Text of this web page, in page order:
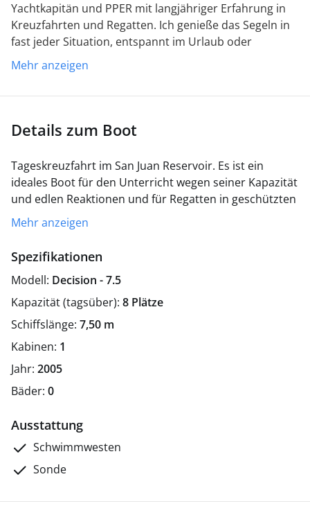
Yachtkapitän und PPER mit langjähriger Erfahrung in
Kreuzfahrten und Regatten. Ich genieße das Segeln in
fast jeder Situation, entspannt im Urlaub oder
Wettkampfregatten. Ich habe nichts gegen schlechtes
Wetter oder schlafe wenig oder irgendwo, aber ich
Mehr anzeigen
Details zum Boot
Tageskreuzfahrt im San Juan Reservoir. Es ist ein
ideales Boot für den Unterricht wegen seiner Kapazität
und edlen Reaktionen und für Regatten in geschützten
Gewässern, da sein Design, abgeleitet von der J80, es
zu einem schnellen und windigen Boot macht. Es ist
mit einem Spinaker-Manöver ausgestattet, was ihm
eine gute Disposition für Regatten verleiht.
Mehr anzeigen
Spezifikationen
Modell: Decision - 7.5
Kapazität (tagsüber): 8 Plätze
Schiffslänge: 7,50 m
Kabinen: 1
Jahr: 2005
Bäder: 0
Ausstattung
Schwimmwesten
Sonde